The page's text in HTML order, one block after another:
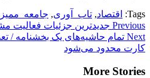
Tags: اقتصاد, تاب_آوری,
Continue
Reading
Previous جدیدترین جزئیات فعالیت
Next تمام حاشیه‌های یک بخشنامه /
کارت محدود می‌شود
More Stories